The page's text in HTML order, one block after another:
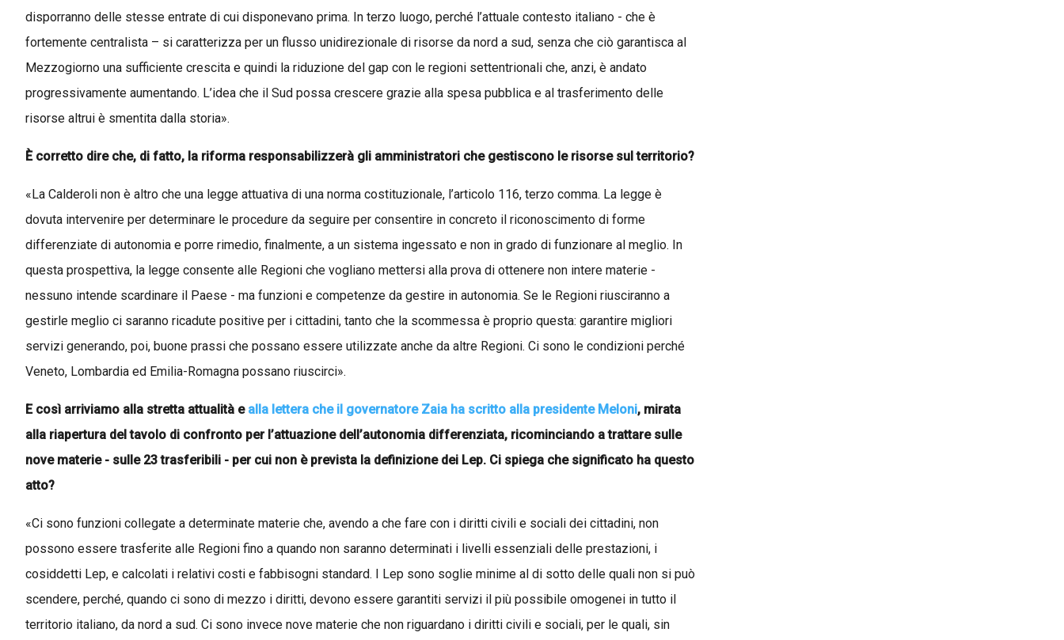
disporranno delle stesse entrate di cui disponevano prima. In terzo luogo, perché l’attuale contesto italiano - che è
fortemente centralista – si caratterizza per un flusso unidirezionale di risorse da nord a sud, senza che ciò garantisca al
Mezzogiorno una sufficiente crescita e quindi la riduzione del gap con le regioni settentrionali che, anzi, è andato
progressivamente aumentando. L’idea che il Sud possa crescere grazie alla spesa pubblica e al trasferimento delle
risorse altrui è smentita dalla storia».
È corretto dire che, di fatto, la riforma responsabilizzerà gli amministratori che gestiscono le risorse sul territorio?
«La Calderoli non è altro che una legge attuativa di una norma costituzionale, l’articolo 116, terzo comma. La legge è
dovuta intervenire per determinare le procedure da seguire per consentire in concreto il riconoscimento di forme
differenziate di autonomia e porre rimedio, finalmente, a un sistema ingessato e non in grado di funzionare al meglio. In
questa prospettiva, la legge consente alle Regioni che vogliano mettersi alla prova di ottenere non intere materie -
nessuno intende scardinare il Paese - ma funzioni e competenze da gestire in autonomia. Se le Regioni riusciranno a
gestirle meglio ci saranno ricadute positive per i cittadini, tanto che la scommessa è proprio questa: garantire migliori
servizi generando, poi, buone prassi che possano essere utilizzate anche da altre Regioni. Ci sono le condizioni perché
Veneto, Lombardia ed Emilia-Romagna possano riuscirci».
E così arriviamo alla stretta attualità e alla lettera che il governatore Zaia ha scritto alla presidente Meloni, mirata
alla riapertura del tavolo di confronto per l’attuazione dell’autonomia differenziata, ricominciando a trattare sulle
nove materie - sulle 23 trasferibili - per cui non è prevista la definizione dei Lep. Ci spiega che significato ha questo
atto?
«Ci sono funzioni collegate a determinate materie che, avendo a che fare con i diritti civili e sociali dei cittadini, non
possono essere trasferite alle Regioni fino a quando non saranno determinati i livelli essenziali delle prestazioni, i
cosiddetti Lep, e calcolati i relativi costi e fabbisogni standard. I Lep sono soglie minime al di sotto delle quali non si può
scendere, perché, quando ci sono di mezzo i diritti, devono essere garantiti servizi il più possibile omogenei in tutto il
territorio italiano, da nord a sud. Ci sono invece nove materie che non riguardano i diritti civili e sociali, per le quali, sin